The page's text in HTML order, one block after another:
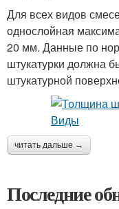
Для всех видов
однослойная
20 мм. Данные по
штукатурки должна
штукатурной
читать дальше →
Последние